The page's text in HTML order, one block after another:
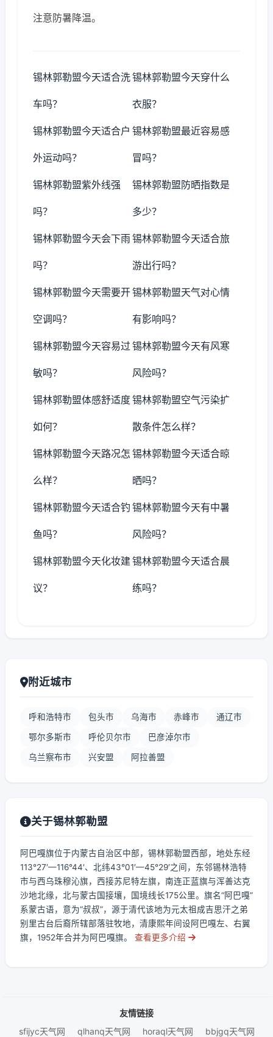
注意防暑降温。
锡林郭勒盟今天适合洗
车吗？
锡林郭勒盟今天穿什么
衣服？
锡林郭勒盟今天适合户
外运动吗？
锡林郭勒盟最近容易感
冒吗？
锡林郭勒盟紫外线强
吗？
锡林郭勒盟防晒指数是
多少？
锡林郭勒盟今天会下雨
吗？
锡林郭勒盟今天适合旅
游出行吗？
锡林郭勒盟今天需要开
空调吗？
锡林郭勒盟天气对心情
有影响吗？
锡林郭勒盟今天容易过
敏吗？
锡林郭勒盟今天有风寒
风险吗？
锡林郭勒盟体感舒适度
如何？
锡林郭勒盟空气污染扩
散条件怎么样？
锡林郭勒盟今天路况怎
么样？
锡林郭勒盟今天适合晾
晒吗？
锡林郭勒盟今天适合钓
鱼吗？
锡林郭勒盟今天有中暑
风险吗？
锡林郭勒盟今天化妆建
议？
锡林郭勒盟今天适合晨
练吗？
附近城市
呼和浩特市 包头市 乌海市 赤峰市 通辽市
鄂尔多斯市 呼伦贝尔市 巴彦淖尔市
乌兰察布市 兴安盟 阿拉善盟
关于锡林郭勒盟
阿巴嘎旗位于内蒙古自治区中部，锡林郭勒盟西部，地处东经
113°27′—116°44′、北纬43°01′—45°29′之间，东邻锡林浩特
市与西乌珠穆沁旗，西接苏尼特左旗，南连正蓝旗与浑善达克
沙地北缘，北与蒙古国接壤，国境线长175公里。旗名“阿巴嘎”
系蒙古语，意为“叔叔”，源于清代该地为元太祖成吉思汗之弟
别里古台后裔所辖部落驻牧地，清康熙年间设阿巴嘎左、右翼
旗，1952年合并为阿巴嘎旗。
查看更多介绍
友情链接
sfijyc天气网
qlhanq天气网 horaql天气网 bbjgq天气网